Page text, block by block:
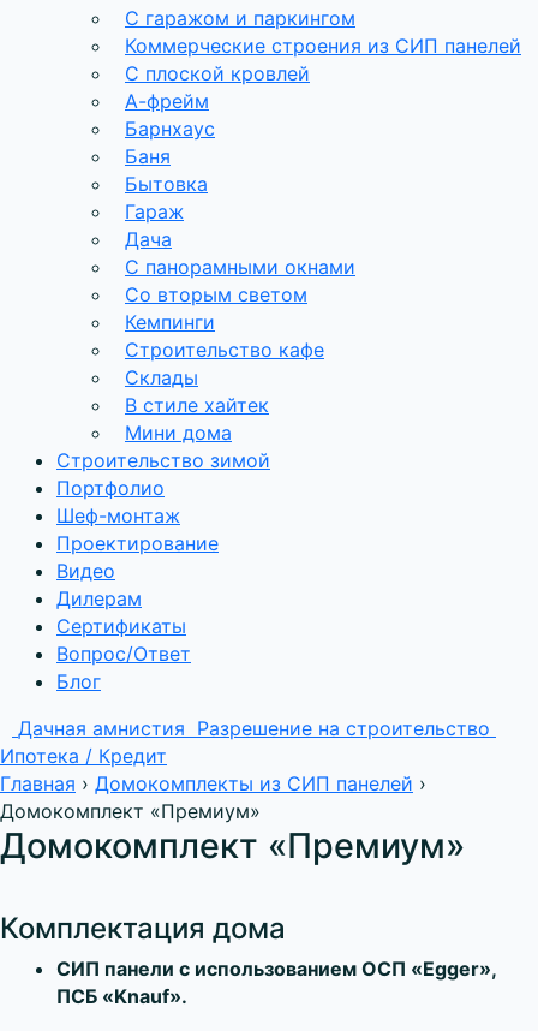
С гаражом и паркингом
Коммерческие строения из СИП панелей
С плоской кровлей
А-фрейм
Барнхаус
Баня
Бытовка
Гараж
Дача
С панорамными окнами
Со вторым светом
Кемпинги
Строительство кафе
Склады
В стиле хайтек
Мини дома
Строительство зимой
Портфолио
Шеф-монтаж
Проектирование
Видео
Дилерам
Сертификаты
Вопрос/Ответ
Блог
Дачная амнистия Разрешение на строительство
Ипотека / Кредит
Главная › Домокомплекты из СИП панелей ›
Домокомплект «Премиум»
Домокомплект «Премиум»
Комплектация дома
СИП панели с использованием ОСП «Egger»,
ПСБ «Knauf».